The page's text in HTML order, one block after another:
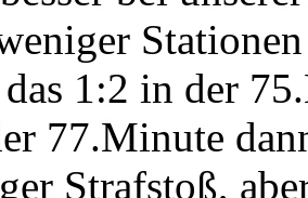
1:2 in der
77.Minute
Strafstoß,